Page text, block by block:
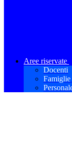
Aree riservate
Docenti
Famiglie